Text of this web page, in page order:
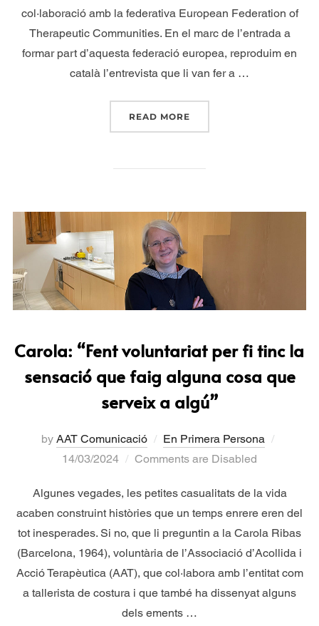
col·laboració amb la federativa European Federation of
Therapeutic Communities. En el marc de l’entrada a
formar part d’aquesta federació europea, reproduim en
català l’entrevista que li van fer a …
READ MORE
Carola: “Fent voluntariat per fi tinc la
sensació que faig alguna cosa que
serveix a algú”
by AAT Comunicació
En Primera Persona
14/03/2024
Comments are Disabled
Algunes vegades, les petites casualitats de la vida
acaben construint històries que un temps enrere eren del
tot inesperades. Si no, que li preguntin a la Carola Ribas
(Barcelona, 1964), voluntària de l’Associació d’Acollida i
Acció Terapèutica (AAT), que col·labora amb l’entitat com
a tallerista de costura i que també ha dissenyat alguns
dels ements …